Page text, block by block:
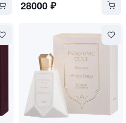
28000₽